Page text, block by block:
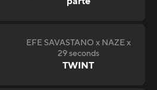
EFE SAVASTANO x NAZE x
29 seconds
TWINT